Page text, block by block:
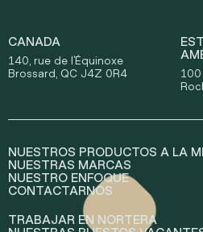
CANADA
140, rue de l'Équinoxe
Brossard, QC J4Z 0R4
100
NUESTROS PRODUCTOS A LA
NUESTRAS MARCAS
NUESTRO ENFOQUE
CONTACTARNOS
TRABAJAR EN NORTERA